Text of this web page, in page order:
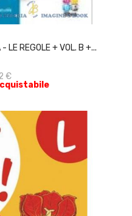
LE REGOLE + VOL. B +...
€